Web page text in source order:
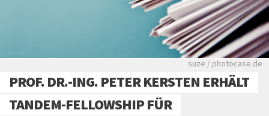
Viele Zeitungen.
suze / photocase.de
PROF. DR.-ING. PETER KERSTEN ERHÄLT
TANDEM-FELLOWSHIP FÜR